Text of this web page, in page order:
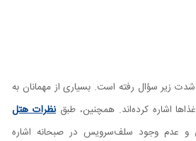
زیر سؤال رفته است. بسیاری از مهمانان به
اشاره کرده‌اند. همچنین، طبقنظرات هتل
و عدم وجود سلف‌سرویس در صبحانه اشاره